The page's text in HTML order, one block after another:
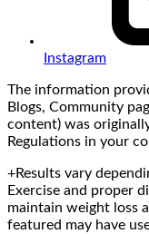
Instagram
The information
Blogs, Community
content) was
Regulations in your
+Results vary
Exercise and proper
maintain weight loss
featured may have